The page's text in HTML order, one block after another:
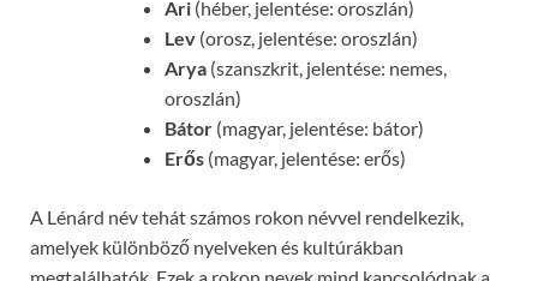
Ari (héber, jelentése: oroszlán)
Lev (orosz, jelentése: oroszlán)
Arya (szanszkrit, jelentése: nemes,
oroszlán)
Bátor (magyar, jelentése: bátor)
Erős (magyar, jelentése: erős)
A Lénárd név tehát számos rokon névvel rendelkezik,
amelyek különböző nyelveken és kultúrákban